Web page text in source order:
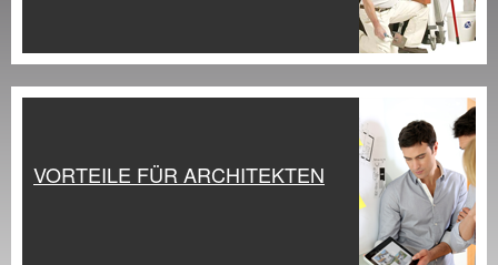
VORTEILE FÜR ARCHITEKTEN